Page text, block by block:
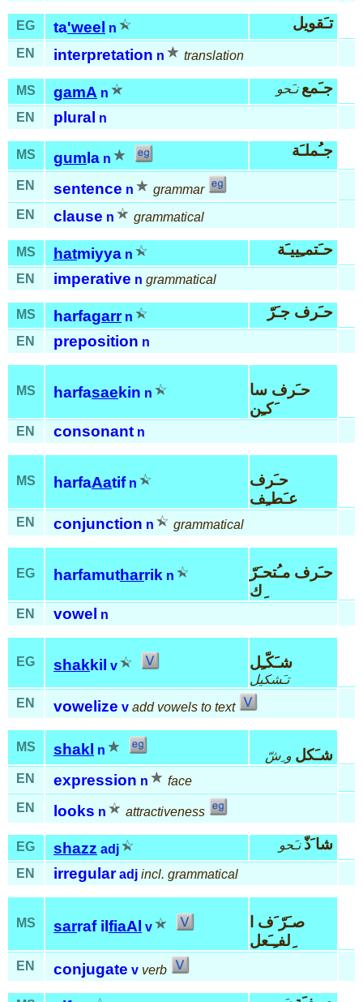
EG ta'weel n تـَقويل
EN interpretation n translation
MS gamA n جـَمع نـَحو
EN plural n
MS gum la n جـُملـَة
EN sentence n
grammar
EN
clause n grammatical
MS hatmiyya n حـَتمـِييـَة
EN imperative n grammatical
MS harfagarr n حـَرف جـَرّ
EN preposition n
MS harfasae kin n
حـَرف سا
َكـِن
EN consonant n
MS harfaAatif n
حـَرف
عـَطـِف
EN conjunction n grammatical
EG harfamutharrik n
حـَرف مـُتحـَرّ
ِك
EN vowel n
EG shakkil v شـَكّـِل
تـَشكيل
EN
vowelize v add vowels to text
MS shakl n شـَكل و ِشّ
EN
expression n
face
EN
looks n attractiveness
EG shazz adj شا َذّ نـَحو
EN irregular adj incl. grammatical
MS sarraf il fiaAl v
صـَرّ َف ا
ِلفـِـَعل
EN conjugate v verb